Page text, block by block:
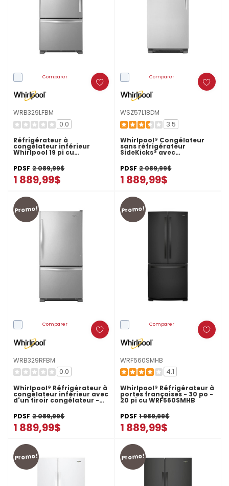
Comparer
WRB329LFBM
0.0
Réfrigérateur à
congélateur inférieur
Whirlpool 19 pi cu
WRB329LFBM
PDSF 2 089,99$
1 889,99$
Comparer
WSZ57L18DM
3.5
Whirlpool® Congélateur
sans réfrigérateur
SideKicks® avec
- 18 pi cu WSZ57L18DM
PDSF 2 089,99$
1 889,99$
Promo!
Comparer
WRB329RFBM
0.0
Whirlpool® Réfrigérateur à
congélateur inférieur avec
d'un tiroir congélateur -
30 po - 19 pi cu
WRB329RFBM
PDSF 2 089,99$
1 889,99$
Promo!
Comparer
WRF560SMHB
4.1
Whirlpool® Réfrigérateur à
portes françaises - 30 po -
20 pi cu WRF560SMHB
PDSF 1 989,99$
1 889,99$
Promo! Promo!